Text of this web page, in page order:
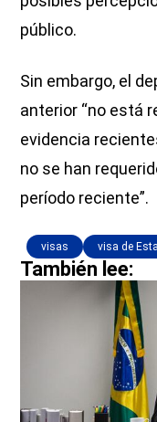
público.
Sin embargo, el
anterior “no está
evidencia
no se han
período reciente”.
visas visa de
También lee: